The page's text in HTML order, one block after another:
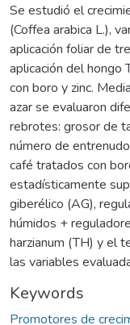
Se estudió el
(Coffea arabica L.),
aplicación foliar de
aplicación del hongo
con boro y zinc.
azar se evaluaron
rebrotes: grosor de
número de
café tratados con
estadísticamente
giberélico (AG),
húmidos +
harzianum (TH) y el
las variables
Keywords
Promotores de